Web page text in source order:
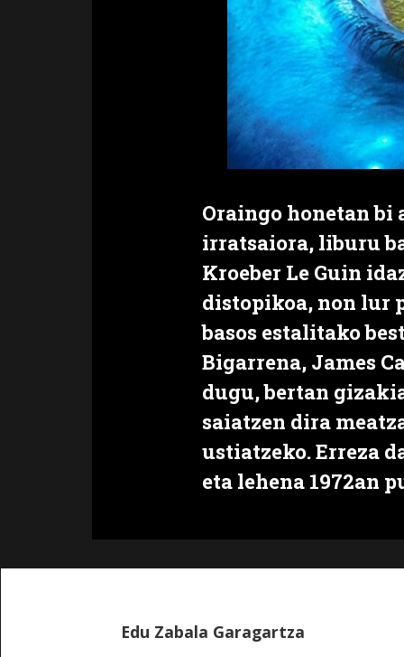
Oraingo honetan bi
irratsaiora, liburu
Kroeber Le Guin
distopikoa, non lur
basos estalitako
Bigarrena, James
dugu, bertan
saiatzen dira
ustiatzeko. Erreza
eta lehena 1972an
Edu Zabala Garagartza